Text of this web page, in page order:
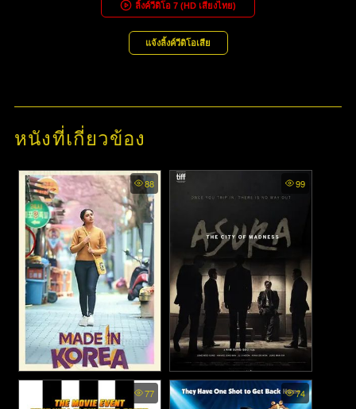
ลิ้งค์วีดิโอ7 (HD เสียงไทย)
แจ้งลิ้งค์วีดิโอเสีย
หนังที่เกี่ยวข้อง
88
Made in Korea - สร้างฝันใน
เกาหลี (2026)
99
Asura The City of Madness -
เมืองคนชั่ว (2016)
77 74